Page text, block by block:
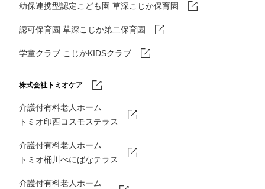
幼保連携型認定こども園 草深こじか保育園
認可保育園 草深こじか第二保育園
学童クラブ こじかKIDSクラブ
株式会社トミオケア
介護付有料老人ホーム
トミオ印西コスモステラス
介護付有料老人ホーム
トミオ桶川べにばなテラス
介護付有料老人ホーム